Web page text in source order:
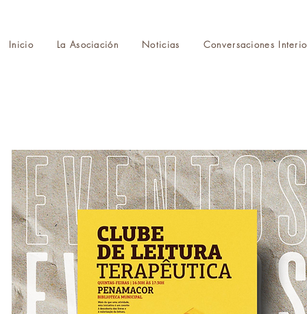
Inicio La Asociación Noticias Conversaciones